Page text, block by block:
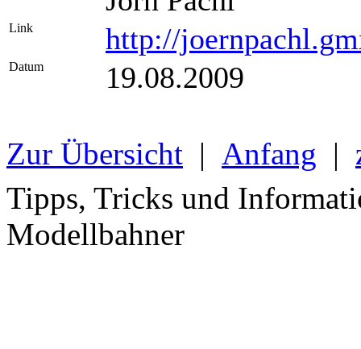
Link http://
Datum 19.08.2009
Zur Übersicht | Anfang |
Tipps, Tricks und
Modellbahner